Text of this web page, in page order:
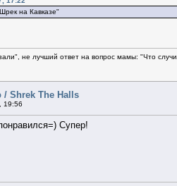
на Кавказе"
не лучший ответ на вопрос мамы: "Что
/ Shrek The Halls
19:56
Супер!